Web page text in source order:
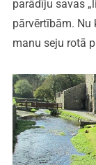
parādīju savas
pārvērtībām. Nu
manu seju rotā